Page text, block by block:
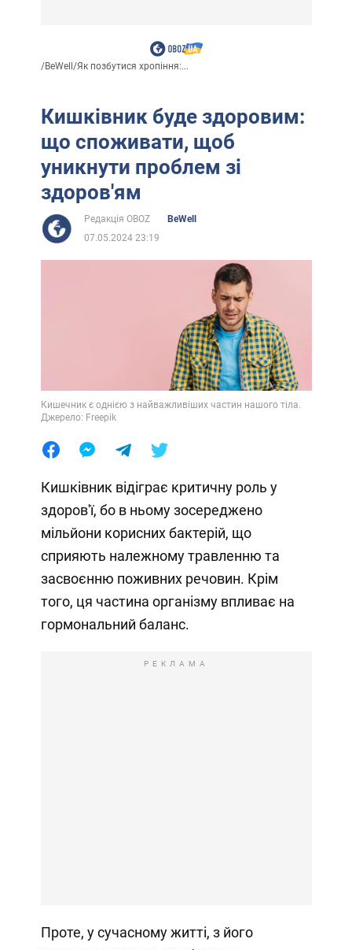
/BeWell/Як позбутися хропіння:...
Кишківник буде здоровим:
що споживати, щоб
уникнути проблем зі
здоров'ям
Редакція OBOZ
BeWell
07.05.2024 23:19
Кишечник є однією з найважливіших частин нашого тіла.
Джерело: Freepik
Кишківник відіграє критичну роль у
здоров'ї, бо в ньому зосереджено
мільйони корисних бактерій, що
сприяють належному травленню та
засвоєнню поживних речовин. Крім
того, ця частина організму впливає на
гормональний баланс.
РЕКЛАМА
Проте, у сучасному житті, з його